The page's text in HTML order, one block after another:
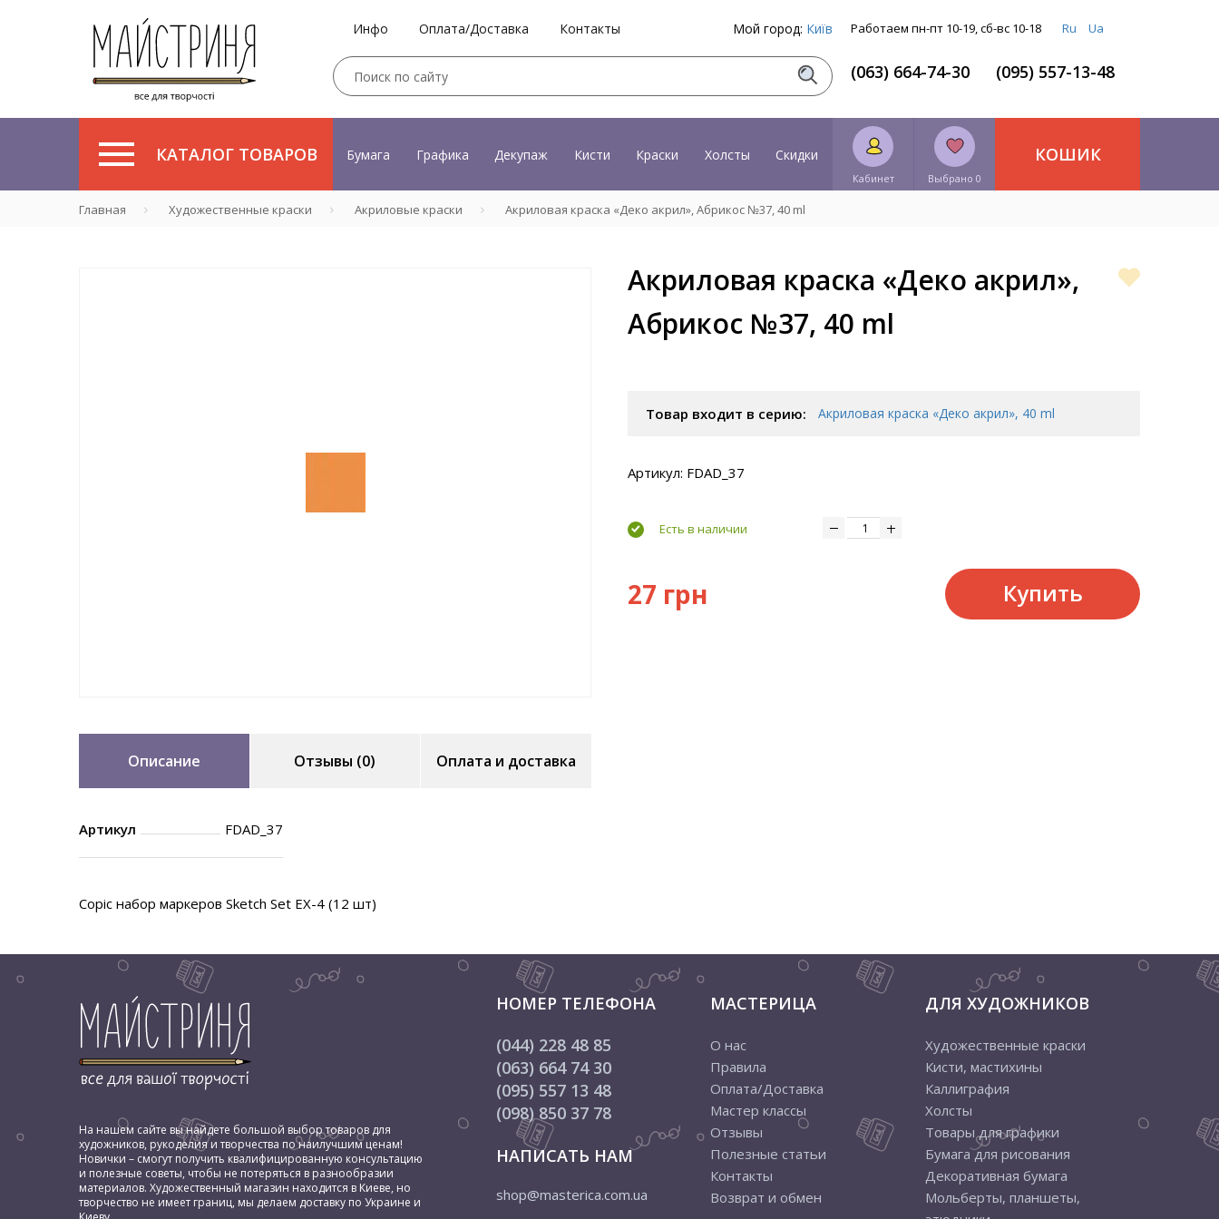
Инфо Оплата/Доставка Контакты Мой город: Київ Работаем пн-пт 10-19, сб-вс 10-18 Ru Ua
(063) 664-74-30 (095) 557-13-48
КАТАЛОГ ТОВАРОВ Бумага Графика Декупаж Кисти Краски Холсты Скидки
Кабинет Выбрано 0
КОШИК
Главная Художественные краски Акриловые краски Акриловая краска «Деко акрил», Абрикос №37, 40 ml
Описание Отзывы (0) Оплата и доставка
Артикул FDAD_37
Copic набор маркеров Sketch Set EX-4 (12 шт)
Акриловая краска «Деко акрил»,
Абрикос №37, 40 ml
Товар входит в серию: Акриловая краска «Деко акрил», 40 ml
Артикул: FDAD_37
Есть в наличии
27 грн Купить
На нашем сайте вы найдете большой выбор товаров для
художников, рукоделия и творчества по наилучшим ценам!
Новички – смогут получить квалифицированную консультацию
и полезные советы, чтобы не потеряться в разнообразии
материалов. Художественный магазин находится в Киеве, но
творчество не имеет границ, мы делаем доставку по Украине и
НОМЕР ТЕЛЕФОНА
(044) 228 48 85
(063) 664 74 30
(095) 557 13 48
(098) 850 37 78
НАПИСАТЬ НАМ
shop@masterica.com.ua
МАСТЕРИЦА
О нас
Правила
Оплата/Доставка
Мастер классы
Отзывы
Полезные статьи
Контакты
Возврат и обмен
ДЛЯ ХУДОЖНИКОВ
Художественные краски
Кисти, мастихины
Каллиграфия
Холсты
Товары для графики
Бумага для рисования
Декоративная бумага
Мольберты, планшеты,